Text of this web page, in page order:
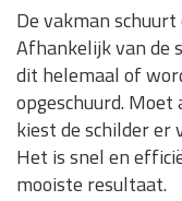
De vakman
Afhankelijk van de
dit helemaal of
opgeschuurd.
kiest de schilder er
Het is snel en
mooiste resultaat.